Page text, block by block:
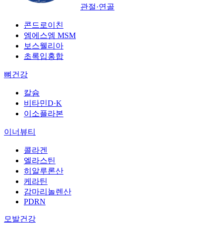
관절·연골
콘드로이친
엠에스엠 MSM
보스웰리아
초록입홍합
뼈건강
칼슘
비타민D·K
이소플라본
이너뷰티
콜라겐
엘라스틴
히알루론산
케라틴
감마리놀렌산
PDRN
모발건강